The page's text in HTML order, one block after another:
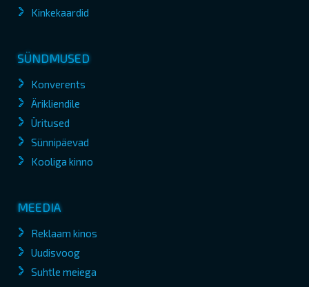
Kinkekaardid
SÜNDMUSED
Konverents
Ärikliendile
Üritused
Sünnipäevad
Kooliga kinno
MEEDIA
Reklaam kinos
Uudisvoog
Suhtle meiega